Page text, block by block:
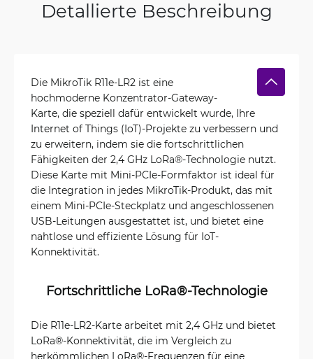
Detallierte Beschreibung
Die MikroTik R11e-LR2 ist eine
hochmoderne Konzentrator-Gateway-
Karte, die speziell dafür entwickelt wurde, Ihre
Internet of Things (IoT)-Projekte zu verbessern und
zu erweitern, indem sie die fortschrittlichen
Fähigkeiten der 2,4 GHz LoRa®-Technologie nutzt.
Diese Karte mit Mini-PCIe-Formfaktor ist ideal für
die Integration in jedes MikroTik-Produkt, das mit
einem Mini-PCIe-Steckplatz und angeschlossenen
USB-Leitungen ausgestattet ist, und bietet eine
nahtlose und effiziente Lösung für IoT-
Konnektivität.
Fortschrittliche LoRa®-Technologie
Die R11e-LR2-Karte arbeitet mit 2,4 GHz und bietet
LoRa®-Konnektivität, die im Vergleich zu
herkömmlichen LoRa®-Frequenzen für eine